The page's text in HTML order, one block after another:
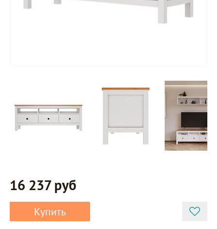
16 237 руб
Купить